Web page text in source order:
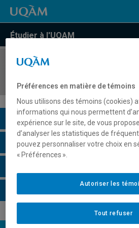
Étudier à l'UQAM
COURS//
Description du cours
Horaire - Été 2026
Préférences en matière de témoins
Nous utilisons des témoins (cookies)
informations qui nous permettent
expérience sur le site, de vous
d’analyser les statistiques de
pouvez personnaliser votre choix en
« Préférences ».
Tout refuser
Autoriser les